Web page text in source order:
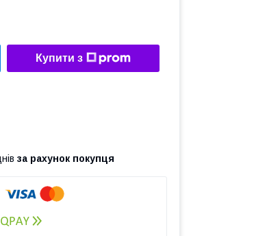
Купити з
за рахунок покупця